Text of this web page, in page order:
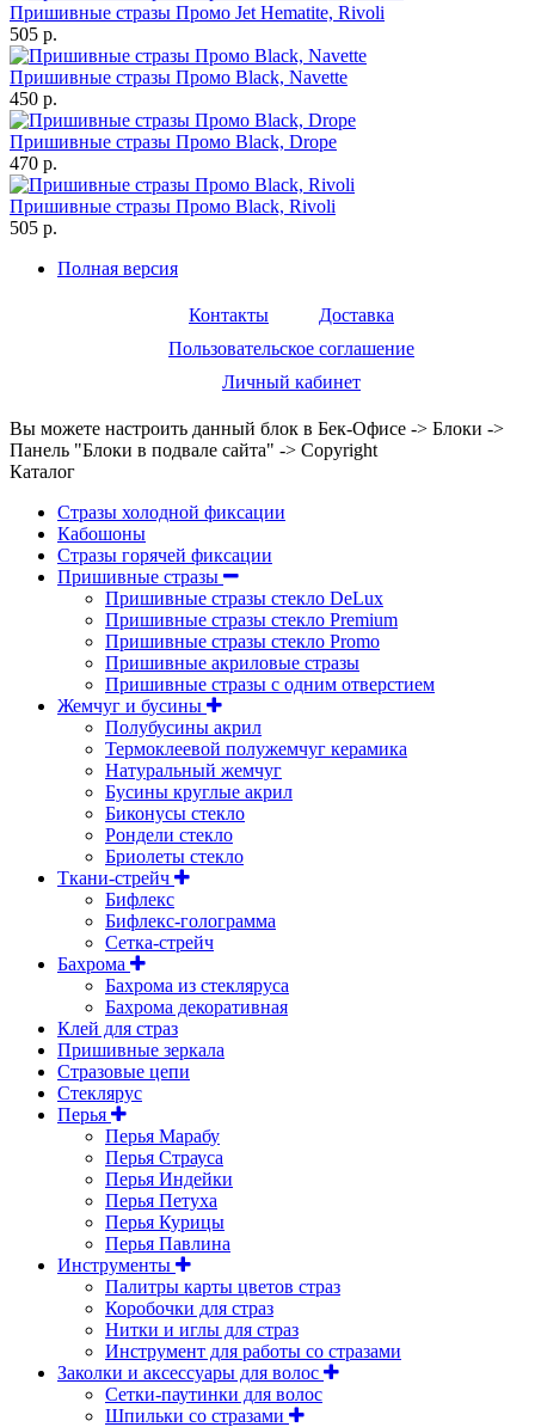
Пришивные стразы Промо Jet Hematite, Rivoli
505 р.
Пришивные стразы Промо Black, Navette
450 р.
Пришивные стразы Промо Black, Drope
470 р.
Пришивные стразы Промо Black, Rivoli
505 р.
Полная версия
Контакты
Доставка
Пользовательское соглашение
Личный кабинет
Вы можете настроить данный блок в Бек-Офисе -> Блоки ->
Панель "Блоки в подвале сайта" -> Copyright
Каталог
Стразы холодной фиксации
Кабошоны
Стразы горячей фиксации
Пришивные стразы
Пришивные стразы стекло DeLux
Пришивные стразы стекло Premium
Пришивные стразы стекло Promo
Пришивные акриловые стразы
Пришивные стразы с одним отверстием
Жемчуг и бусины
Полубусины акрил
Термоклеевой полужемчуг керамика
Натуральный жемчуг
Бусины круглые акрил
Биконусы стекло
Рондели стекло
Бриолеты стекло
Ткани-стрейч
Бифлекс
Бифлекс-голограмма
Сетка-стрейч
Бахрома
Бахрома из стекляруса
Бахрома декоративная
Клей для страз
Пришивные зеркала
Cтразовые цепи
Стеклярус
Перья
Перья Марабу
Перья Страуса
Перья Индейки
Перья Петуха
Перья Курицы
Перья Павлина
Инструменты
Палитры карты цветов страз
Коробочки для страз
Нитки и иглы для страз
Инструмент для работы со стразами
Заколки и аксессуары для волос
Сетки-паутинки для волос
Шпильки со стразами